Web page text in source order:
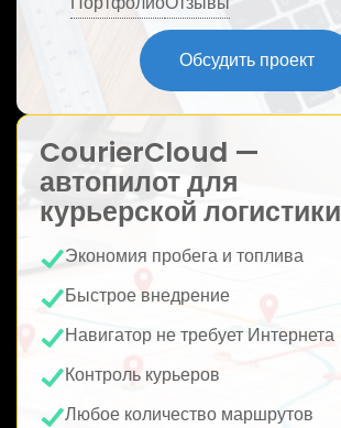
Обсудить проект
CourierCloud —
автопилот для
курьерской логистики
Экономия пробега и топлива
Быстрое внедрение
Навигатор не требует Интернета
Контроль курьеров
Любое количество маршрутов